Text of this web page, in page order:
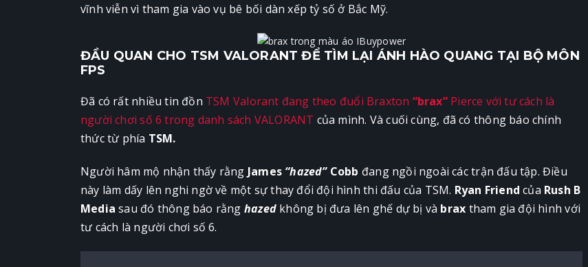
vĩnh viễn vì tham gia vào vụ bê bối dàn xếp tỷ số ở Bắc Mỹ.
ĐẦU QUAN CHO TSM VALORANT ĐỂ TÌM LẠI ÁNH HÀO QUANG TẠI BỘ MÔN
FPS
Đã có rất nhiều tin đồn TSM Valorant đang theo đuổi Braxton “brax”Pierce với tư cách là
người chơi số 6 trong danh sách VALORANT của mình. Và cuối cùng, đã có thông báo chính
thức từ phía TSM.
Người hâm mộ nhận thấy rằng James “hazed”Cobb đang ngồi ngoài các trận đấu tập. Điều
này làm dấy lên nghi ngờ về một sự thay đổi đội hình thi đấu của TSM. Ryan Friend của Rush B
Media sau đó thông báo rằng hazedkhông bị đưa lên ghế dự bị và brax tham gia đội hình với
tư cách là người chơi số 6.